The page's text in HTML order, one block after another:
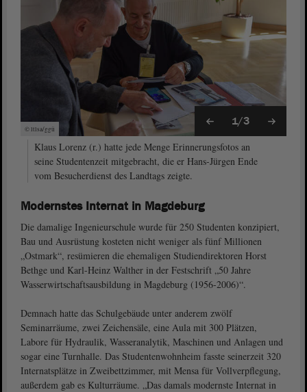
© ltlsa/ggü
1/3
Klaus Lorenz (r.) hatte jede Menge Erinnerungsfotos an
seine Studentenzeit mitgebracht, die er Hans-Jürgen Ende
vom Besucherdienst des Landtags zeigte.
Modernstes Internat in Magdeburg
Die damalige Ingenieurschule wurde für 250 Studenten konzipiert,
Bau und Ausrüstung kosteten nicht weniger als fünf Millionen
„Ostmark“, resümieren die ehemaligen Studiendirektoren Horst
Bethge und Karl-Heinz Walther in der Festschrift „50 Jahre
Wasserwirtschaftsausbildung in Magdeburg (1956-2006)“.
Demnach hatte das Schulgebäude unter anderem zwölf
Seminarräume, zwei Zeichensäle, eine Aula mit 300 Plätzen,
Labore für Hydraulik, Wasseranalytik, Maschinen und Anlagen und
sogar eine Turnhalle. Das Studentenwohnheim fasste seinerzeit 320
Internatsplätze in Zweibettzimmer, mit Mensa für Vollverpflegung,
außerdem gab es Kulturräume. „Das damals modernste Internat in